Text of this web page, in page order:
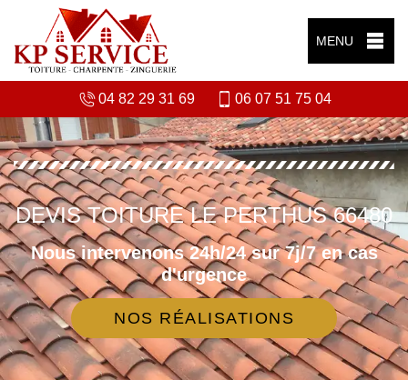
MENU
04 82 29 31 69 06 07 51 75 04
DEVIS TOITURE LE PERTHUS 66480
Nous intervenons 24h/24 sur 7j/7 en cas
d'urgence
NOS RÉALISATIONS